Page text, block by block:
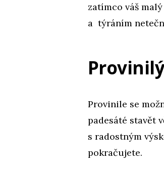
zatímco váš
a týráním
Provinile se
padesáté stavět
s radostným
pokračujete.